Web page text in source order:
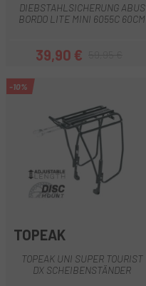
DIEBSTAHLSICHERUNG ABUS
BORDO LITE MINI 6055C 60CM
Preis
39,90 €Regulärer Preis
-10%
TOPEAK
TOPEAK UNI SUPER TOURIST
DX SCHEIBENSTÄNDER